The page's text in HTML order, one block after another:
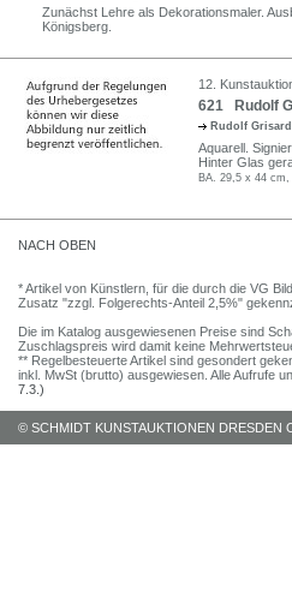
Zunächst Lehre als Dekorationsmaler.
Königsberg.
12.
621 Rudolf
Rudolf
Aquarell.
Hinter Glas
BA. 29,5 x 44
NACH OBEN
* Artikel von Künstlern, für die durch die VG
Zusatz "zzgl. Folgerechts-Anteil 2,5%"
Die im Katalog ausgewiesenen Preise sind
Zuschlagspreis wird damit keine
** Regelbesteuerte Artikel sind gesondert
inkl. MwSt (brutto) ausgewiesen. Alle Aufrufe
7.3.)
© SCHMIDT KUNSTAUKTIONEN DRESDEN